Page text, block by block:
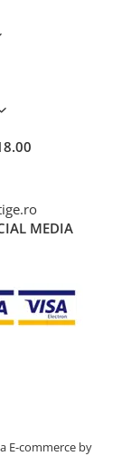
MEDIA
E-commerce by